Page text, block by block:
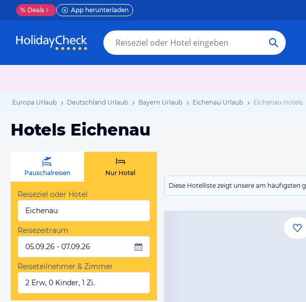
% Deals App herunterladen
Europa Urlaub Deutschland Urlaub Bayern Urlaub Eichenau Urlaub Eichenau Hotels
Hotels Eichenau
Diese Hotelliste zeigt unsere am
Pauschalreisen Nur Hotel
Reiseziel oder Hotel
Eichenau
Reisezeitraum
05.09.26 - 07.09.26
Reiseteilnehmer & Zimmer
2 Erw, 0 Kinder, 1 Zi.